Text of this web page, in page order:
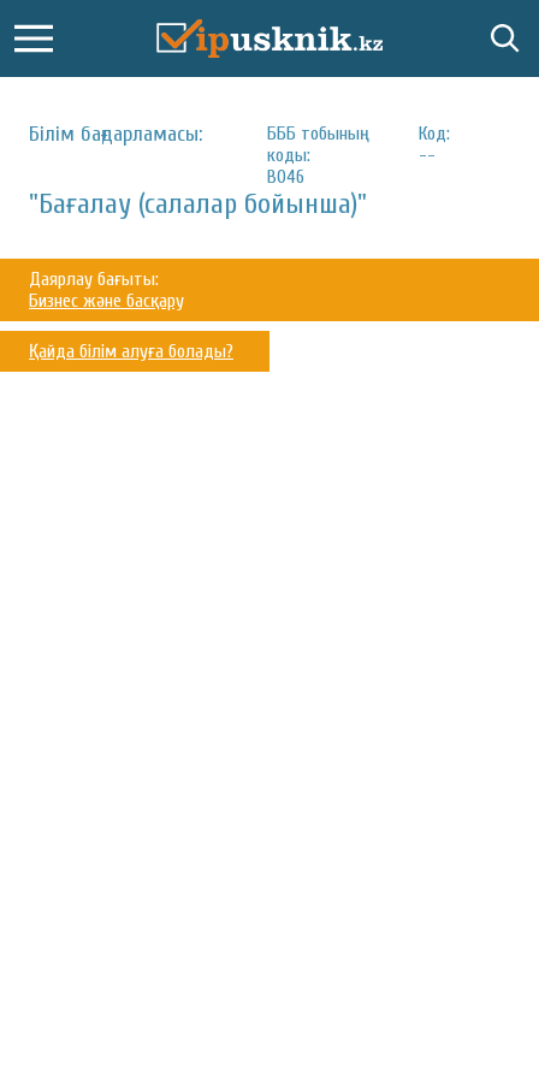
Білім бағдарламасы:
БББ тобының
коды:
B046
Код:
--
"Бағалау (салалар бойынша)"
Даярлау бағыты:
Бизнес және басқару
Қайда білім алуға болады?